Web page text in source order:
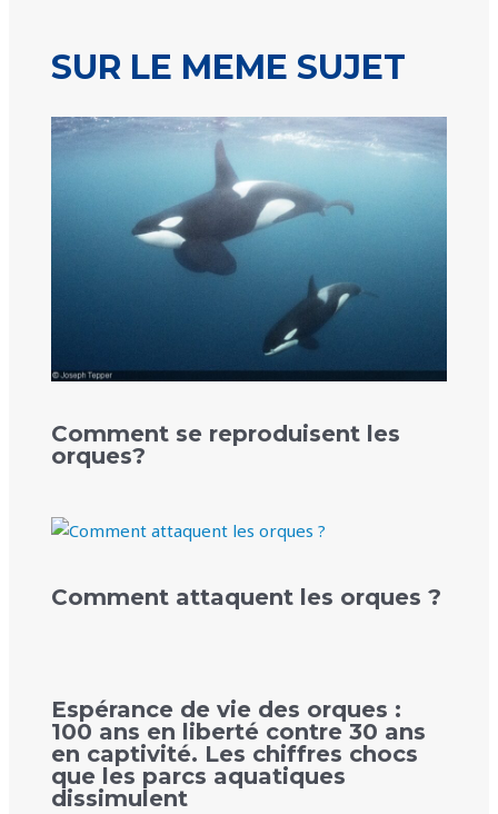
SUR LE MEME SUJET
Comment se reproduisent les
orques?
Comment attaquent les orques ?
Espérance de vie des orques :
100 ans en liberté contre 30 ans
en captivité. Les chiffres chocs
que les parcs aquatiques
dissimulent